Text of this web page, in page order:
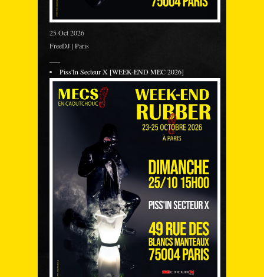
25 Oct 2026
FreeDJ | Paris
Piss'In Secteur X [WEEK-END MEC 2026]